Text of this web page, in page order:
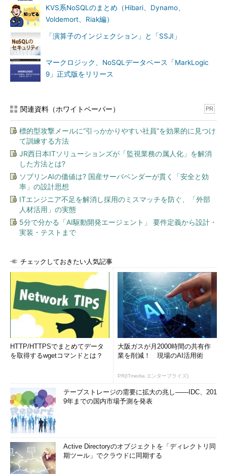
KVS系NoSQLのまとめ（Hibari、Dynamo、
Voldemort、Riak編）
「演算子のインジェクション」と「SSJI」
マークロジック、NoSQLデータベース「MarkLogic
9」正式版をリリース
関連資料（ホワイトペーパー） PR
標的型攻撃メールに“引っかかりやすい社員”を効果的に見つけ
て訓練する方法
JR西日本ITソリューションズが「監視業務の属人化」を解消
した方法とは?
ソブリンAIの価値は? 国産サーバベンダーが貫く「安全と効
率」の設計思想
ITエンジニア不足を解消し採用のミスマッチを防ぐ、「外部
人材活用」の実態
5分で分かる「AI駆動開発エージェント」 要件定義から設計・
実装・テストまで
チェックしておきたい人気記事
HTTP/HTTPSでまとめてデータ
を取得するwgetコマンドとは？
大阪ガスが月2000時間の共有作
業を削減！ 現場のAI活用術
PR(ITmedia エンタープライズ)
テープストレージの需要に拡大の兆し――IDC、201
9年までの国内市場予測を発表
Active Directoryのオブジェクトを「ディレクトリ同
期ツール」でクラウドに同期する